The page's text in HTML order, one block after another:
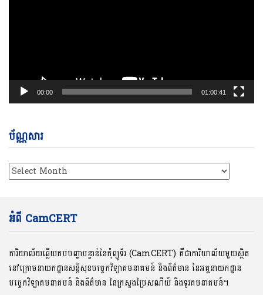
00:00 01:00:41
ប័ណ្ណសារ
ប័ណ្ណសារ
អំពី CamCERT
ការិយាល័យឆ្លើយតបបញ្ហាបន្ទាន់នៃកុំព្យូទ័រ (CamCERT) គឺជាការិយាល័យមួយស្ថិត
នៅក្រោមនាយកដ្ឋានសន្តិសុខបច្ចេកវិទ្យាគមនាគមន៍ និងព័ត៌មាន នៃអគ្គនាយកដ្ឋាន
បច្ចេកវិទ្យាគមនាគមន៍ និងព័ត៌មាន នៃក្រសួងប្រៃសណីយ៍ និងទូរគមនាគមន៍។